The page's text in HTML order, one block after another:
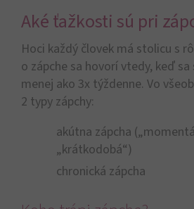
Aké ťažkosti sú pri
Hoci každý človek má stolicu s
o zápche sa hovorí vtedy, keď
menej ako 3x týždenne. Vo
2 typy zápchy:
akútna zápcha
„krátkodobá“)
chronická zápcha